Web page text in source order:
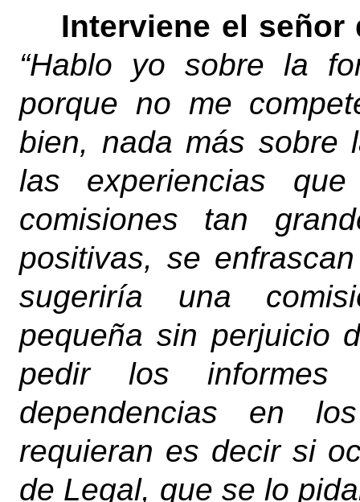
Interviene el señor
“Hablo yo sobre la
porque no me
bien, nada más sobre
las experiencias
comisiones tan
positivas, se
sugeriría una
pequeña sin perjuicio
pedir los
dependencias en
requieran es decir si
de Legal, que se lo